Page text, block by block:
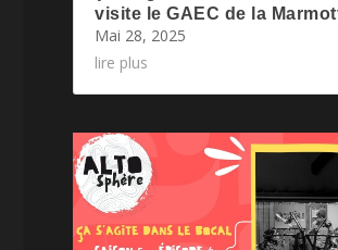
visite le GAEC de la
Mai 28, 2025
lire plus